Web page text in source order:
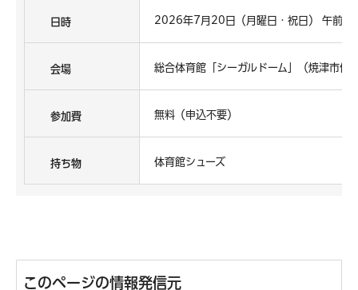
日時 2026年7月20日（月曜日・祝日） 午前9
会場 総合体育館「シーガルドーム」（焼津市保
参加費 無料（申込不要）
持ち物 体育館シューズ
このページの情報発信元